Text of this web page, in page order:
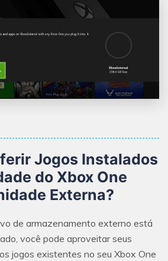
Jogos Instalados
do Xbox One
Externa?
de armazenamento externo está
você pode aproveitar seus
jogos existentes no seu Xbox One